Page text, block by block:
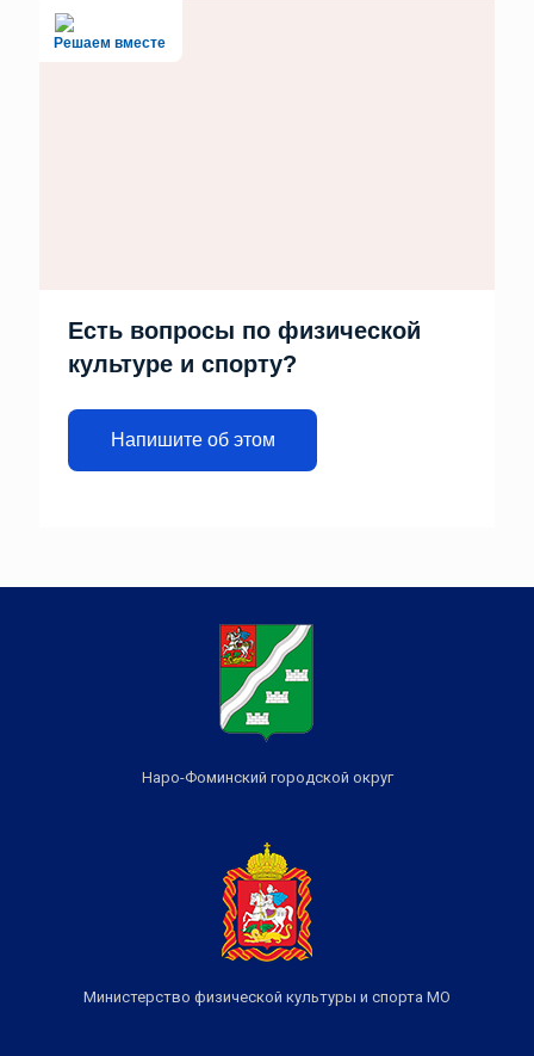
Решаем вместе
Есть вопросы по физической
культуре и спорту?
Напишите об этом
Наро-Фоминский городской округ
Министерство физической культуры и спорта МО